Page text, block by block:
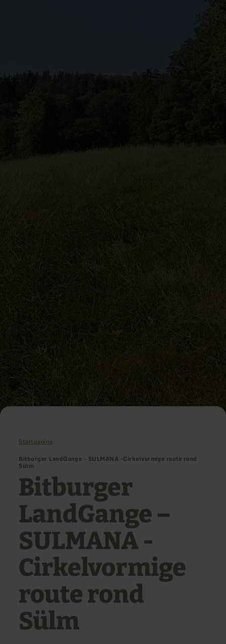
Startpagina
Bitburger LandGange – SULMANA -Cirkelvormige route rond
Sülm
Bitburger
LandGange –
SULMANA -
Cirkelvormige
route rond
Sülm